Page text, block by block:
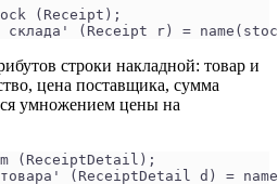
(Receipt);
склада' (Receipt r) =
строки накладной: товар и
цена поставщика, сумма
умножением цены на
(ReceiptDetail);
товара' (ReceiptDetail d) =